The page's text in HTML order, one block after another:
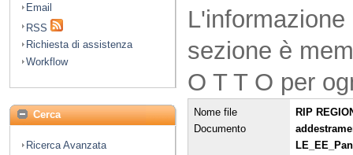
Email
RSS
Richiesta di assistenza
Workflow
Cerca
Ricerca Avanzata
sezione è
O T T O per
Nome file
Documento
RIP